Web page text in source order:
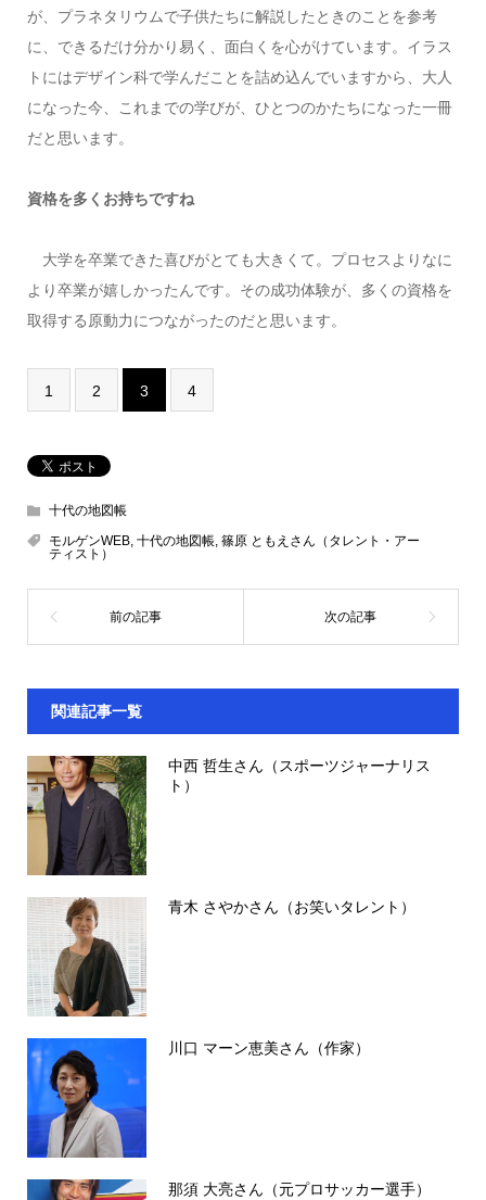
が、プラネタリウムで子供たちに解説したときのことを参考
に、できるだけ分かり易く、面白くを心がけています。イラス
トにはデザイン科で学んだことを詰め込んでいますから、大人
になった今、これまでの学びが、ひとつのかたちになった一冊
だと思います。
資格を多くお持ちですね
大学を卒業できた喜びがとても大きくて。プロセスよりなに
より卒業が嬉しかったんです。その成功体験が、多くの資格を
取得する原動力につながったのだと思います。
1 2 3 4
十代の地図帳
モルゲンWEB, 十代の地図帳, 篠原 ともえさん（タレント・アー
ティスト）
関連記事一覧
中西 哲生さん（スポーツジャーナリス
ト）
青木 さやかさん（お笑いタレント）
川口 マーン恵美さん（作家）
那須 大亮さん（元プロサッカー選手）